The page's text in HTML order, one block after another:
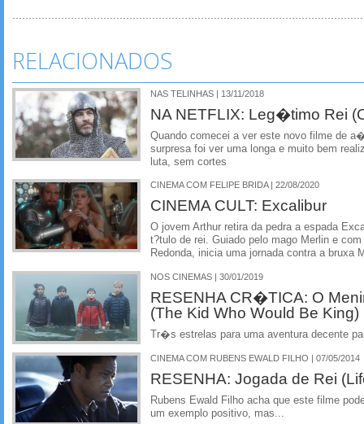
RELACIONADOS
NAS TELINHAS | 13/11/2018
NA NETFLIX: Leg�timo Rei
Quando comecei a ver este novo filme de
surpresa foi ver uma longa e muito bem
luta, sem cortes
CINEMA COM FELIPE BRIDA | 22/08/2020
CINEMA CULT: Excalibur
O jovem Arthur retira da pedra a espada
t?tulo de rei. Guiado pelo mago Merlin e
Redonda, inicia uma jornada contra a bruxa
NOS CINEMAS | 30/01/2019
RESENHA CR�TICA: O
(The Kid Who Would Be King)
Tr�s estrelas para uma aventura decente
CINEMA COM RUBENS EWALD FILHO | 07/05/2014
RESENHA: Jogada de Rei
Rubens Ewald Filho acha que este filme
um exemplo positivo, mas...